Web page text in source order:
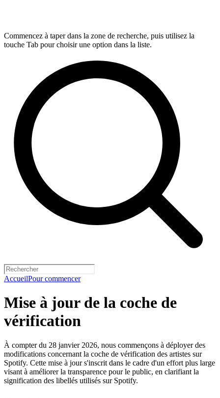
Commencez à taper dans la zone de recherche, puis utilisez la
touche Tab pour choisir une option dans la liste.
AccueilPour commencer
Mise à jour de la coche de
vérification
À compter du 28 janvier 2026, nous commençons à déployer des
modifications concernant la coche de vérification des artistes sur
Spotify. Cette mise à jour s'inscrit dans le cadre d'un effort plus large
visant à améliorer la transparence pour le public, en clarifiant la
signification des libellés utilisés sur Spotify.